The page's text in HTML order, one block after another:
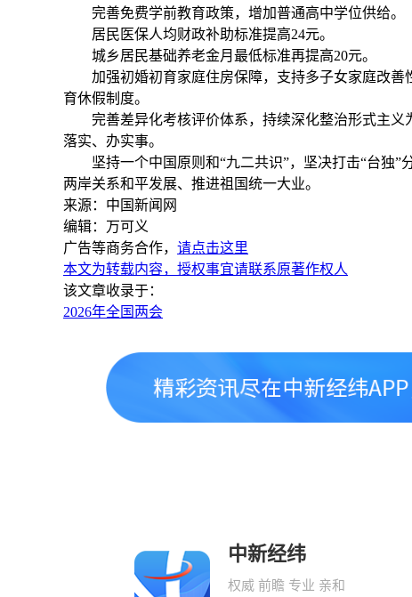
完善免费学前教育政策，增加普通高中学位供给。
居民医保人均财政补助标准提高24元。
城乡居民基础养老金月最低标准再提高20元。
加强初婚初育家庭住房保障，支持多子女家庭改善
育休假制度。
完善差异化考核评价体系，持续深化整治形式主义
落实、办实事。
坚持一个中国原则和“九二共识”，坚决打击“台独”
两岸关系和平发展、推进祖国统一大业。
来源：中国新闻网
编辑：万可义
广告等商务合作， 请点击这里
本文为转载内容，授权事宜请联系原著作权人
该文章收录于：
2026年全国两会
中新经纬
权威 前瞻 专业 亲和